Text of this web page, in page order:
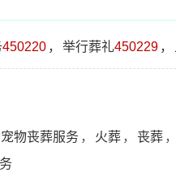
450220 ， 举行葬礼450229 ，
物丧葬服务 ， 火葬 ， 丧葬 ，